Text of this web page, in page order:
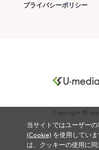
プライバシーポリシー
Copyright ©
当サイトではユーザー
(Cookie) を使用してい
は、クッキーの使用に同